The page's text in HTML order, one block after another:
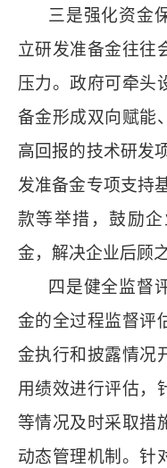
三是强化资金保
立研发准备金往往
压力。政府可牵头
备金形成双向赋能
高回报的技术研发
发准备金专项支持
款等举措，鼓励
金，解决企业后顾之
四是健全监督评
金的全过程监督评
金执行和披露情况
用绩效进行评估，
等情况及时采取措
动态管理机制。针